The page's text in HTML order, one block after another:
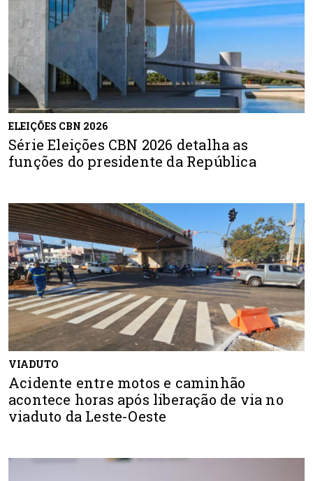
ELEIÇÕES CBN 2026
Série Eleições CBN 2026 detalha as
funções do presidente da República
VIADUTO
Acidente entre motos e caminhão
acontece horas após liberação de via no
viaduto da Leste-Oeste